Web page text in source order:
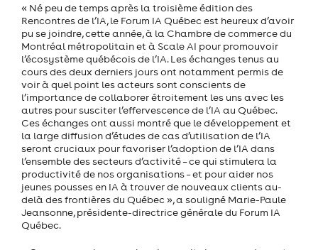
« Né peu de temps après la troisième édition des
Rencontres de l’IA, le Forum IA Québec est heureux d’avoir
pu se joindre, cette année, à la Chambre de commerce du
Montréal métropolitain et à Scale AI pour promouvoir
l’écosystème québécois de l’IA. Les échanges tenus au
cours des deux derniers jours ont notamment permis de
voir à quel point les acteurs sont conscients de
l’importance de collaborer étroitement les uns avec les
autres pour susciter l’effervescence de l’IA au Québec.
Ces échanges ont aussi montré que le développement et
la large diffusion d’études de cas d’utilisation de l’IA
seront cruciaux pour favoriser l’adoption de l’IA dans
l’ensemble des secteurs d’activité – ce qui stimulera la
productivité de nos organisations – et pour aider nos
jeunes pousses en IA à trouver de nouveaux clients au-
delà des frontières du Québec », a souligné Marie-Paule
Jeansonne, présidente-directrice générale du Forum IA
Québec.